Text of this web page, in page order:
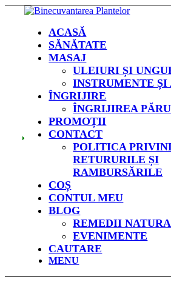
ACASĂ
SĂNĂTATE
MASAJ
ULEIURI ȘI
INSTRUMENTE ȘI
ÎNGRIJIRE
ÎNGRIJIREA
PROMOȚII
CONTACT
POLITICA
RETURURILE ȘI
RAMBURSĂRILE
COȘ
CONTUL MEU
BLOG
REMEDII
EVENIMENTE
CAUTARE
MENU